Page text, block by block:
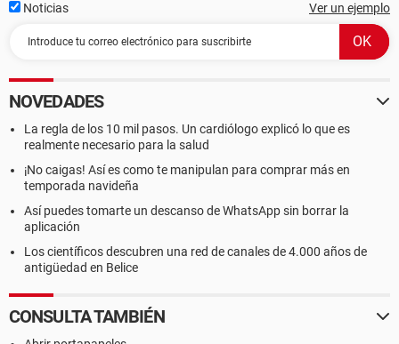
Noticias Ver un ejemplo
NOVEDADES
La regla de los 10 mil pasos. Un cardiólogo explicó lo que es
realmente necesario para la salud
¡No caigas! Así es como te manipulan para comprar más en
temporada navideña
Así puedes tomarte un descanso de WhatsApp sin borrar la
aplicación
Los científicos descubren una red de canales de 4.000 años de
antigüedad en Belice
CONSULTA TAMBIÉN